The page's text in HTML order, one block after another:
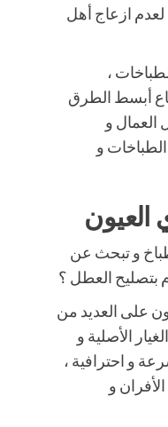
ازعاج أهل
،
أبسط الطرق
العمال و
و
و تبحث عن
بتصليح العطل ؟
على العديد من
الأصلية و
و احترافية ،
و